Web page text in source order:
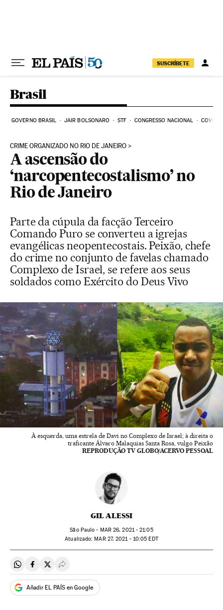
SUSCRÍBETE
Brasil
GOVERNO BRASIL JAIR BOLSONARO STF CONGRESSO NACIONAL COVID-
CRIME ORGANIZADO NO RIO DE JANEIRO
A ascensão do
‘narcopentecostalismo’ no
Rio de Janeiro
Parte da cúpula da facção Terceiro
Comando Puro se converteu a igrejas
evangélicas neopentecostais. Peixão, chefe
do crime no conjunto de favelas chamado
Complexo de Israel, se refere aos seus
soldados como Exército do Deus Vivo
À esquerda, uma estrela de Davi no Complexo de Israel; à direita o
traficante Álvaro Malaquias Santa Rosa, vulgo Peixão
REPRODUÇÃO TV GLOBO/ACERVO PESSOAL
GIL ALESSI
São Paulo - MAR26, 2021 - 21:05
atualizado: MAR27, 2021 - 10:05 EDT
Compartir en Whatsapp
Compartir en Facebook
Compartir en Twitter
Desplegar Redes Sociales
Añadir EL PAÍS en Google